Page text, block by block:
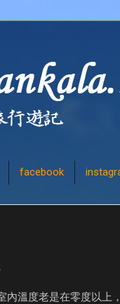
facebook
溫度老是在零度以上